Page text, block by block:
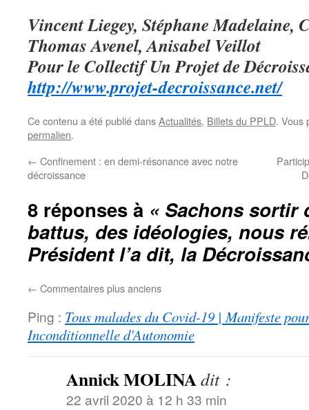
Vincent Liegey, Stéphane Madelaine,
Thomas Avenel, Anisabel Veillot
Pour le Collectif Un Projet de
http://www.projet-decroissance.net/
Ce contenu a été publié dansActualités, Billets du PPLD. Vous
permalien.
← Confinement : en demi-résonance avec notre
décroissance
8 réponses à « Sachons sortir
battus, des idéologies, nous
Président l’a dit, la
← Commentaires plus anciens
Ping : Tous malades du Covid-19 | Manifeste
Inconditionnelle d'Autonomie
Annick MOLINAdit :
22 avril 2020 à 12 h 33 min